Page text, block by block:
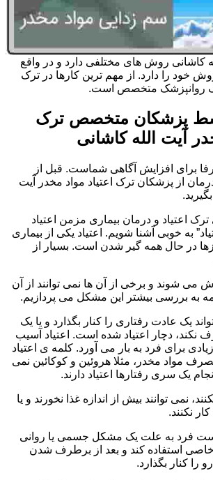
کاشانی روش های مختلفی دارد و در واقع
خود را دارد. از مهم ترین کارها در ترک
کمک روانپزشک متخصص است.
پزشکان متخصص ترک
آیت الله کاشانی
برای افزایش آگاهی شماست. قبل از
از پزشکان ترک اعتیاد مواد مخدر آیت
اعتیاد و درمان بیماری مزمن اعتیاد
به خوبی آشنا شویم. اعتیاد یکی از بیماری
در حال همه گیر شدن است. بسیار از
می شوند و برخی از آن ها نمی توانند از آن
به بررسی بیشتر این مشکل می پردازیم.
یک عادت رفتاری را کنار بگذارد و یا یک
دچار اعتیاد شده است. اعتیاد آسیب
برای فرد به بار می آورد. کلمه ی اعتیاد
مواد مخدر، مثلا هروئین و کوکائین نمی
یک سری رفتارها اعتیاد دارند.
نمی توانند بیش از اندازه غذا نخورند و یا
نکنند.
فرد به علت یک مشکل جسمی یا روانی
استفاده کند و بعد از برطرف شدن
را کنار بگذارد.